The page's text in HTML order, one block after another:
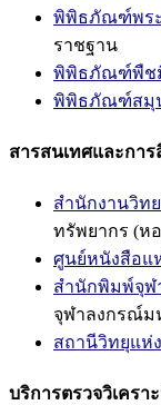
พิพิธภัณฑ์พร
ราชฐาน
พิพิธภัณฑ์พืช
พิพิธภัณฑ์สมุ
สารสนเทศและการ
สำนักงานวิท
ทรัพยากร (ห
ศูนย์หนังสือแ
สำนักพิมพ์จุฬ
จุฬาลงกรณ์ม
สถานีวิทยุแห่
บริการตรวจวิเคร